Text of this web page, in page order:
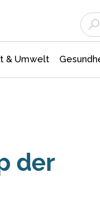
& Umwelt
der